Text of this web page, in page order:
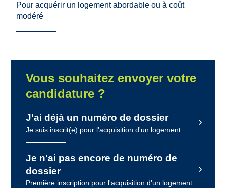
Pour acquérir un logement abordable ou à coût
modéré
Vous souhaitez envoyer votre
candidature ?
J'ai déjà un numéro de dossier
Je suis inscrit(e) pour l'acquisition d'un logement
Je n'ai pas encore de numéro de
dossier
Première inscription pour l'acquisition d'un logement